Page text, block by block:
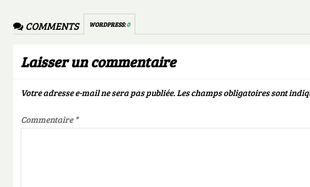
COMMENTS WORDPRESS:0
Laisser un commentaire
Votre adresse e-mail ne sera pas publiée.Les champs obligatoires sont
Commentaire*